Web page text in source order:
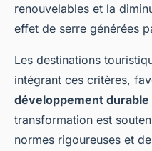
renouvelables et la
effet de serre générées
Les destinations
intégrant ces critères,
développement durable
transformation est
normes rigoureuses et de